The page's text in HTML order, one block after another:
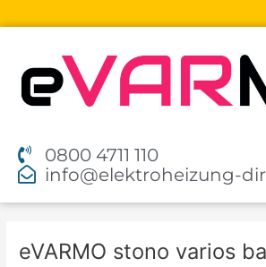
Inhalt
0800 4711 110
info@elektroheizung-
eVARMO stono varios